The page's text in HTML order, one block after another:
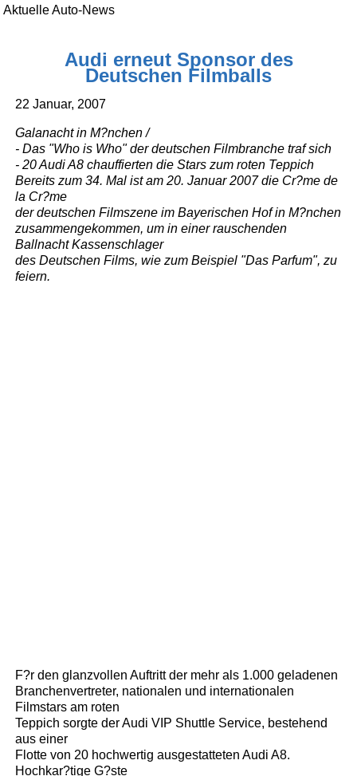
Aktuelle Auto-News
Audi erneut Sponsor des
Deutschen Filmballs
22 Januar, 2007
Galanacht in M?nchen /
- Das "Who is Who" der deutschen Filmbranche traf sich
- 20 Audi A8 chauffierten die Stars zum roten Teppich
Bereits zum 34. Mal ist am 20. Januar 2007 die Cr?me de
la Cr?me
der deutschen Filmszene im Bayerischen Hof in M?nchen
zusammengekommen, um in einer rauschenden
Ballnacht Kassenschlager
des Deutschen Films, wie zum Beispiel "Das Parfum", zu
feiern.
F?r den glanzvollen Auftritt der mehr als 1.000 geladenen
Branchenvertreter, nationalen und internationalen
Filmstars am roten
Teppich sorgte der Audi VIP Shuttle Service, bestehend
aus einer
Flotte von 20 hochwertig ausgestatteten Audi A8.
Hochkar?tige G?ste